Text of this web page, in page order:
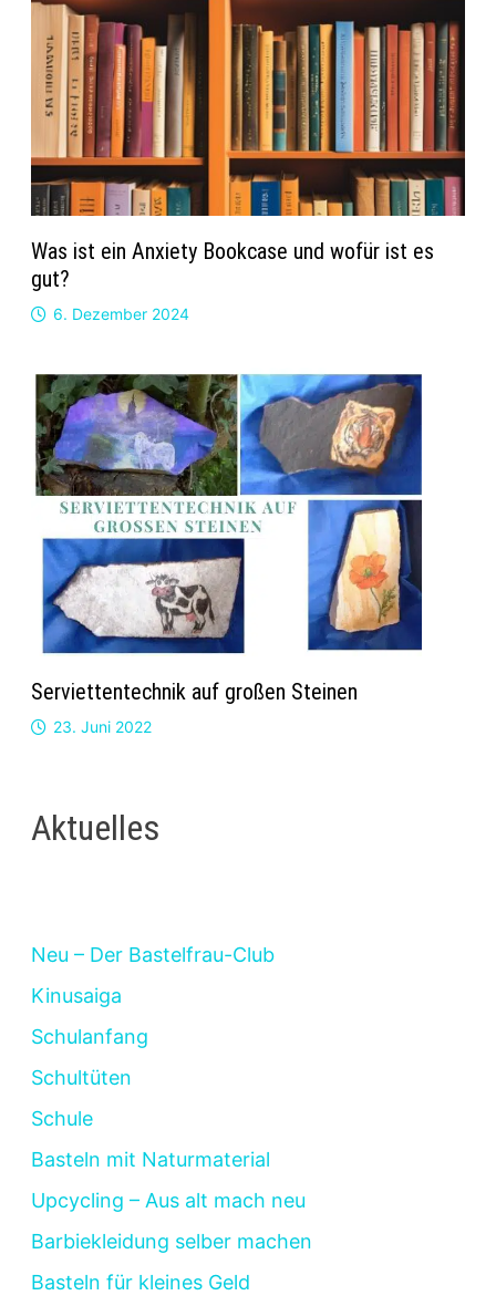
Was ist ein Anxiety Bookcase und wofür ist es
gut?
6. Dezember 2024
Serviettentechnik auf großen Steinen
23. Juni 2022
Aktuelles
Neu – Der Bastelfrau-Club
Kinusaiga
Schulanfang
Schultüten
Schule
Basteln mit Naturmaterial
Upcycling – Aus alt mach neu
Barbiekleidung selber machen
Basteln für kleines Geld